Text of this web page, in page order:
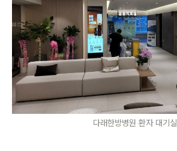
다래한방병원 환자 대기실